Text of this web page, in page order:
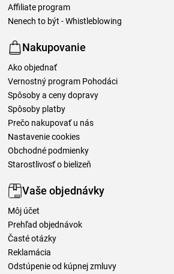
Affiliate program
Nenech to být - Whistleblowing
Nakupovanie
Ako objednať
Vernostný program Pohodáci
Spôsoby a ceny dopravy
Spôsoby platby
Prečo nakupovať u nás
Nastavenie cookies
Obchodné podmienky
Starostlivosť o bielizeň
Vaše objednávky
Môj účet
Prehľad objednávok
Časté otázky
Reklamácia
Odstúpenie od kúpnej zmluvy